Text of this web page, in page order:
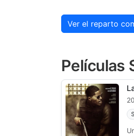
Ver el reparto
Películas